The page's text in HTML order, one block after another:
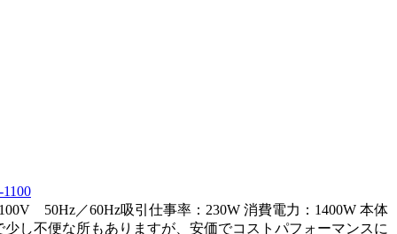
50Hz／60Hz吸引仕事率：230W 消費電力：1400W 本体
し不便な所もありますが、安価でコストパフォーマンスに